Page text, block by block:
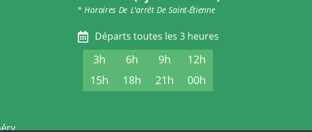
* Horaires De L'arrêt De Saint-Étienne
Départs toutes les 3 heures
3h 6h 9h
12h
15h
18h 21h 00h